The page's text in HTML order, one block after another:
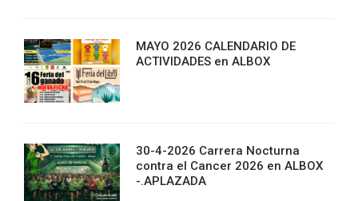
MAYO 2026 CALENDARIO DE
ACTIVIDADES en ALBOX
30-4-2026 Carrera Nocturna
contra el Cancer 2026 en ALBOX
-.APLAZADA